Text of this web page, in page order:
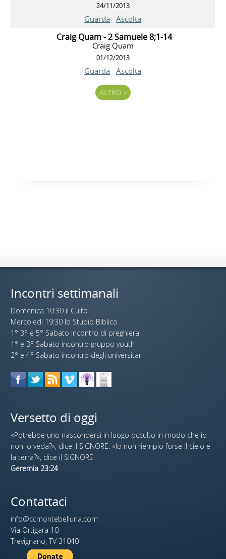
24/11/2013
Guarda Ascolta
Craig Quam - 2 Samuele 8;1-14
Craig Quam
01/12/2013
Guarda Ascolta
ALTRO »
Incontri settimanali
Domenica 10:30 il Culto
Mercoledi 19:30 lo Studio Biblico
1° 3° e 5° Sabato incontro di preghiera
1° e 3° Sabato incontro gruppo youth
2° e 4° Sabato incontro degli universitari
Versetto di oggi
«Potrebbe uno nascondersi in luogo occulto in modo che io
non lo veda?», dice il SIGNORE. «Io non riempio forse il cielo e
la terra?», dice il SIGNORE.
Geremia 23:24
Contattaci
info@ccmontebelluna.com
Via Ortigara 10
Trevignano, TV 31040